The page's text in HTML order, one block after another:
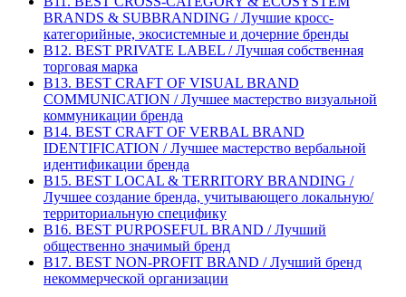
BRANDS & SUBBRANDING / Лучшие кросс-
категорийные, экосистемные и дочерние бренды
B12. BEST PRIVATE LABEL / Лучшая собственная
торговая марка
B13. BEST CRAFT OF VISUAL BRAND
COMMUNICATION / Лучшее мастерство визуальной
коммуникации бренда
B14. BEST CRAFT OF VERBAL BRAND
IDENTIFICATION / Лучшее мастерство вербальной
идентификации бренда
B15. BEST LOCAL & TERRITORY BRANDING /
Лучшее создание бренда, учитывающего локальную/
территориальную специфику
B16. BEST PURPOSEFUL BRAND / Лучший
общественно значимый бренд
B17. BEST NON-PROFIT BRAND / Лучший бренд
некоммерческой организации